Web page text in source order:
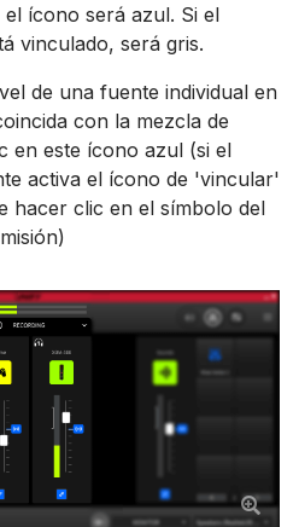
ícono será azul. Si el
vinculado, será gris.
de una fuente individual en
con la mezcla de
en este ícono azul (si el
activa el ícono de 'vincular'
hacer clic en el símbolo del